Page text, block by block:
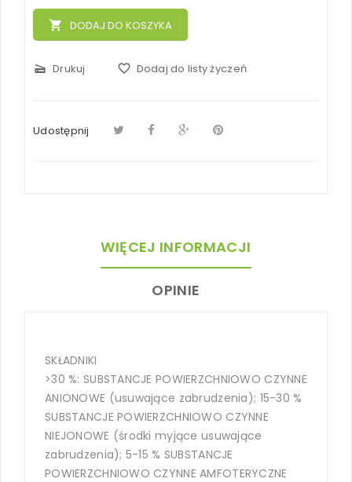
local_grocery_store DODAJ DO KOSZYKA
scanner Drukuj favorite_border Dodaj do listy życzeń
Udostępnij
WIĘCEJ INFORMACJI
OPINIE
SKŁADNIKI
>30 %: SUBSTANCJE POWIERZCHNIOWO CZYNNE
ANIONOWE (usuwające zabrudzenia); 15-30 %
SUBSTANCJE POWIERZCHNIOWO CZYNNE
NIEJONOWE (środki myjące usuwające
zabrudzenia); 5-15 % SUBSTANCJE
POWIERZCHNIOWO CZYNNE AMFOTERYCZNE